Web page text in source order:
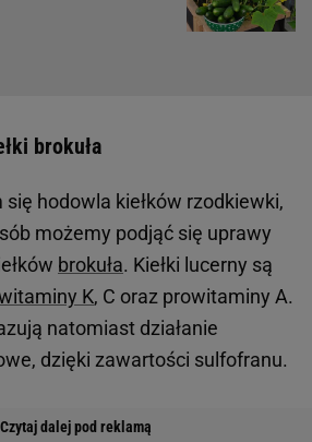
brokuła
hodowla kiełków rzodkiewki,
możemy podjąć się uprawy
brokuła. Kiełki lucerny są
K, C oraz prowitaminy A.
natomiast działanie
dzięki zawartości sulfofranu.